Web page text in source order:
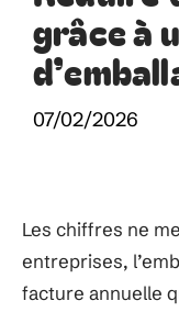
grâce à
07/02/2026
Les chiffres ne
entreprises,
facture annuelle